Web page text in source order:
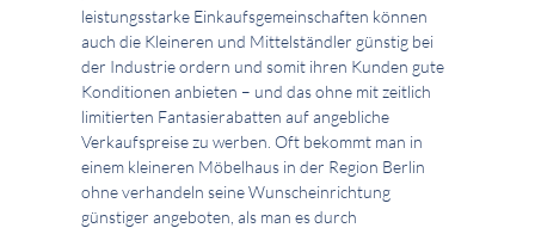
leistungsstarke Einkaufsgemeinschaften können
auch die Kleineren und Mittelständler günstig bei
der Industrie ordern und somit ihren Kunden gute
Konditionen anbieten – und das ohne mit zeitlich
limitierten Fantasierabatten auf angebliche
Verkaufspreise zu werben. Oft bekommt man in
einem kleineren Möbelhaus in der Region Berlin
ohne verhandeln seine Wunscheinrichtung
günstiger angeboten, als man es durch